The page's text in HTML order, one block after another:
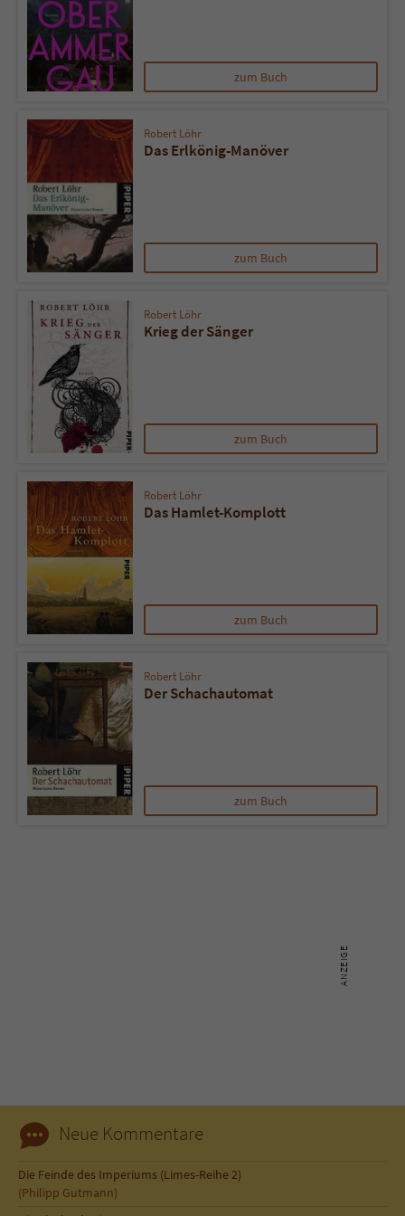
zum Buch
Robert Löhr
Das Erlkönig-Manöver
zum Buch
Robert Löhr
Krieg der Sänger
zum Buch
Robert Löhr
Das Hamlet-Komplott
zum Buch
Robert Löhr
Der Schachautomat
zum Buch
Neue Kommentare
Die Feinde des Imperiums (Limes-Reihe 2)
(Philipp Gutmann)
Name tx_pwcomments_ahash
Anbieter Literatur-Couch Medien GmbH & Co. KG
Laufzeit 1 Jahr
Zweck Cookie für Kommentare einzelner Buchtitel
Name fe_typo_user
Anbieter Literatur-Couch Medien GmbH & Co. KG
Laufzeit Session
Zweck
Kommunikation der Webseite mit dem
Benutzer. Es wird benötigt um z. B. den
Sicherheitscode des Kontaktformulars zu
überprüfen.